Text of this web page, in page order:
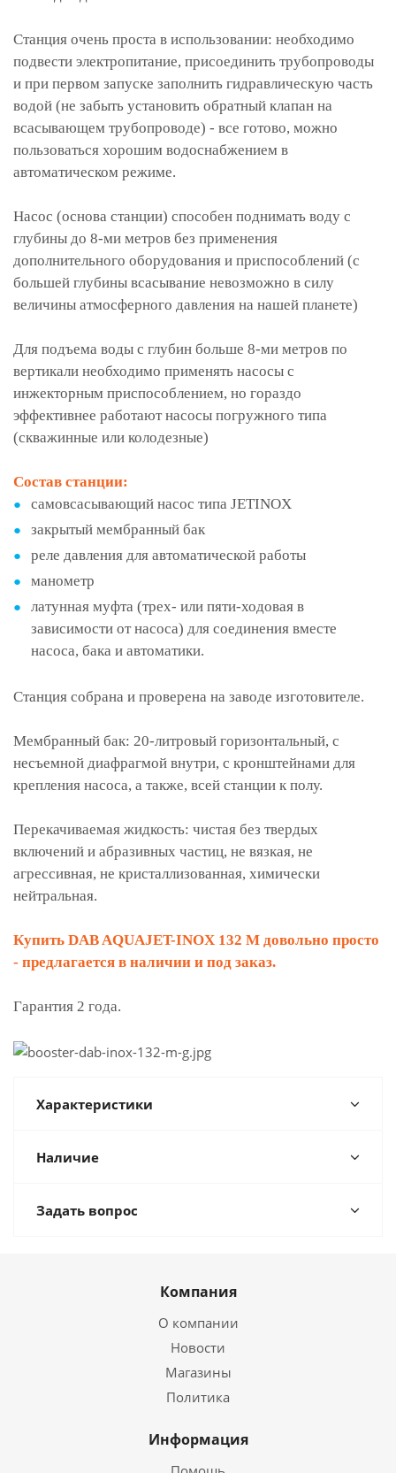
Станция очень проста в использовании: необходимо
подвести электропитание, присоединить трубопроводы
и при первом запуске заполнить гидравлическую часть
водой (не забыть установить обратный клапан на
всасывающем трубопроводе) - все готово, можно
пользоваться хорошим водоснабжением в
автоматическом режиме.
Насос (основа станции) способен поднимать воду с
глубины до 8-ми метров без применения
дополнительного оборудования и приспособлений (с
большей глубины всасывание невозможно в силу
величины атмосферного давления на нашей планете)
Для подъема воды с глубин больше 8-ми метров по
вертикали необходимо применять насосы с
инжекторным приспособлением, но гораздо
эффективнее работают насосы погружного типа
(скважинные или колодезные)
Состав станции:
самовсасывающий насос типа JETINOX
закрытый мембранный бак
реле давления для автоматической работы
манометр
латунная муфта (трех- или пяти-ходовая в
зависимости от насоса) для соединения вместе
насоса, бака и автоматики.
Станция собрана и проверена на заводе изготовителе.
Мембранный бак: 20-литровый горизонтальный, с
несъемной диафрагмой внутри, с кронштейнами для
крепления насоса, а также, всей станции к полу.
Перекачиваемая жидкость: чистая без твердых
включений и абразивных частиц, не вязкая, не
агрессивная, не кристаллизованная, химически
нейтральная.
Купить DAB AQUAJET-INOX 132 M довольно просто
- предлагается в наличии и под заказ.
Гарантия 2 года.
Характеристики
Наличие
Задать вопрос
Компания
О компании
Новости
Магазины
Политика
Информация